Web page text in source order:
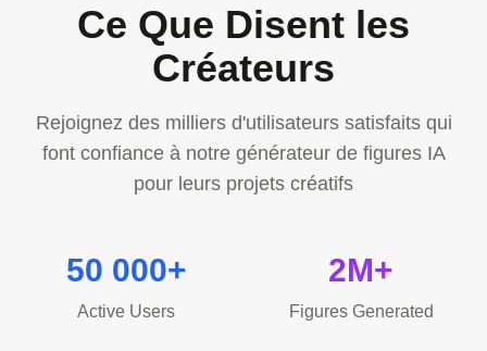
Ce Que Disent les
Créateurs
Rejoignez des milliers d'utilisateurs satisfaits qui
font confiance à notre générateur de figures IA
pour leurs projets créatifs
50 000+
Active Users
2M+
Figures Generated